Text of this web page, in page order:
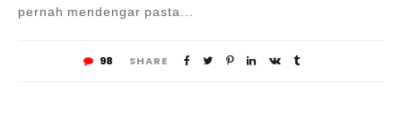
pernah mendengar pasta...
98 SHARE